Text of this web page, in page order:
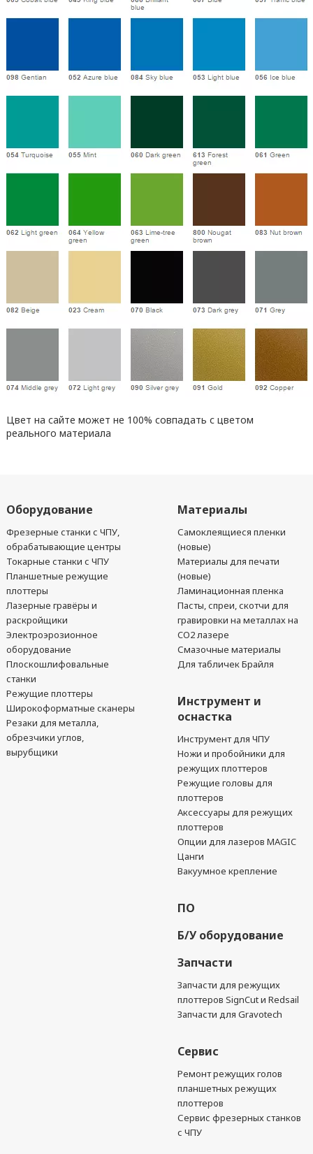
Цвет на сайте может не 100% совпадать с цветом
реального материала
Оборудование
Фрезерные станки с ЧПУ,
обрабатывающие центры
Токарные станки с ЧПУ
Планшетные режущие
плоттеры
Лазерные гравёры и
раскройщики
Электроэрозионное
оборудование
Плоскошлифовальные
станки
Режущие плоттеры
Широкоформатные сканеры
Резаки для металла,
обрезчики углов,
вырубщики
Материалы
Самоклеящиеся пленки
(новые)
Материалы для печати
(новые)
Ламинационная пленка
Пасты, спреи, скотчи для
гравировки на металлах на
CO2 лазере
Смазочные материалы
Для табличек Брайля
Инструмент и
оснастка
Инструмент для ЧПУ
Ножи и пробойники для
режущих плоттеров
Режущие головы для
плоттеров
Аксессуары для режущих
плоттеров
Опции для лазеров MAGIC
Цанги
Вакуумное крепление
ПО
Б/У оборудование
Запчасти
Запчасти для режущих
плоттеров SignCut и Redsail
Запчасти для Gravotech
Сервис
Ремонт режущих голов
планшетных режущих
плоттеров
Сервис фрезерных станков
с ЧПУ